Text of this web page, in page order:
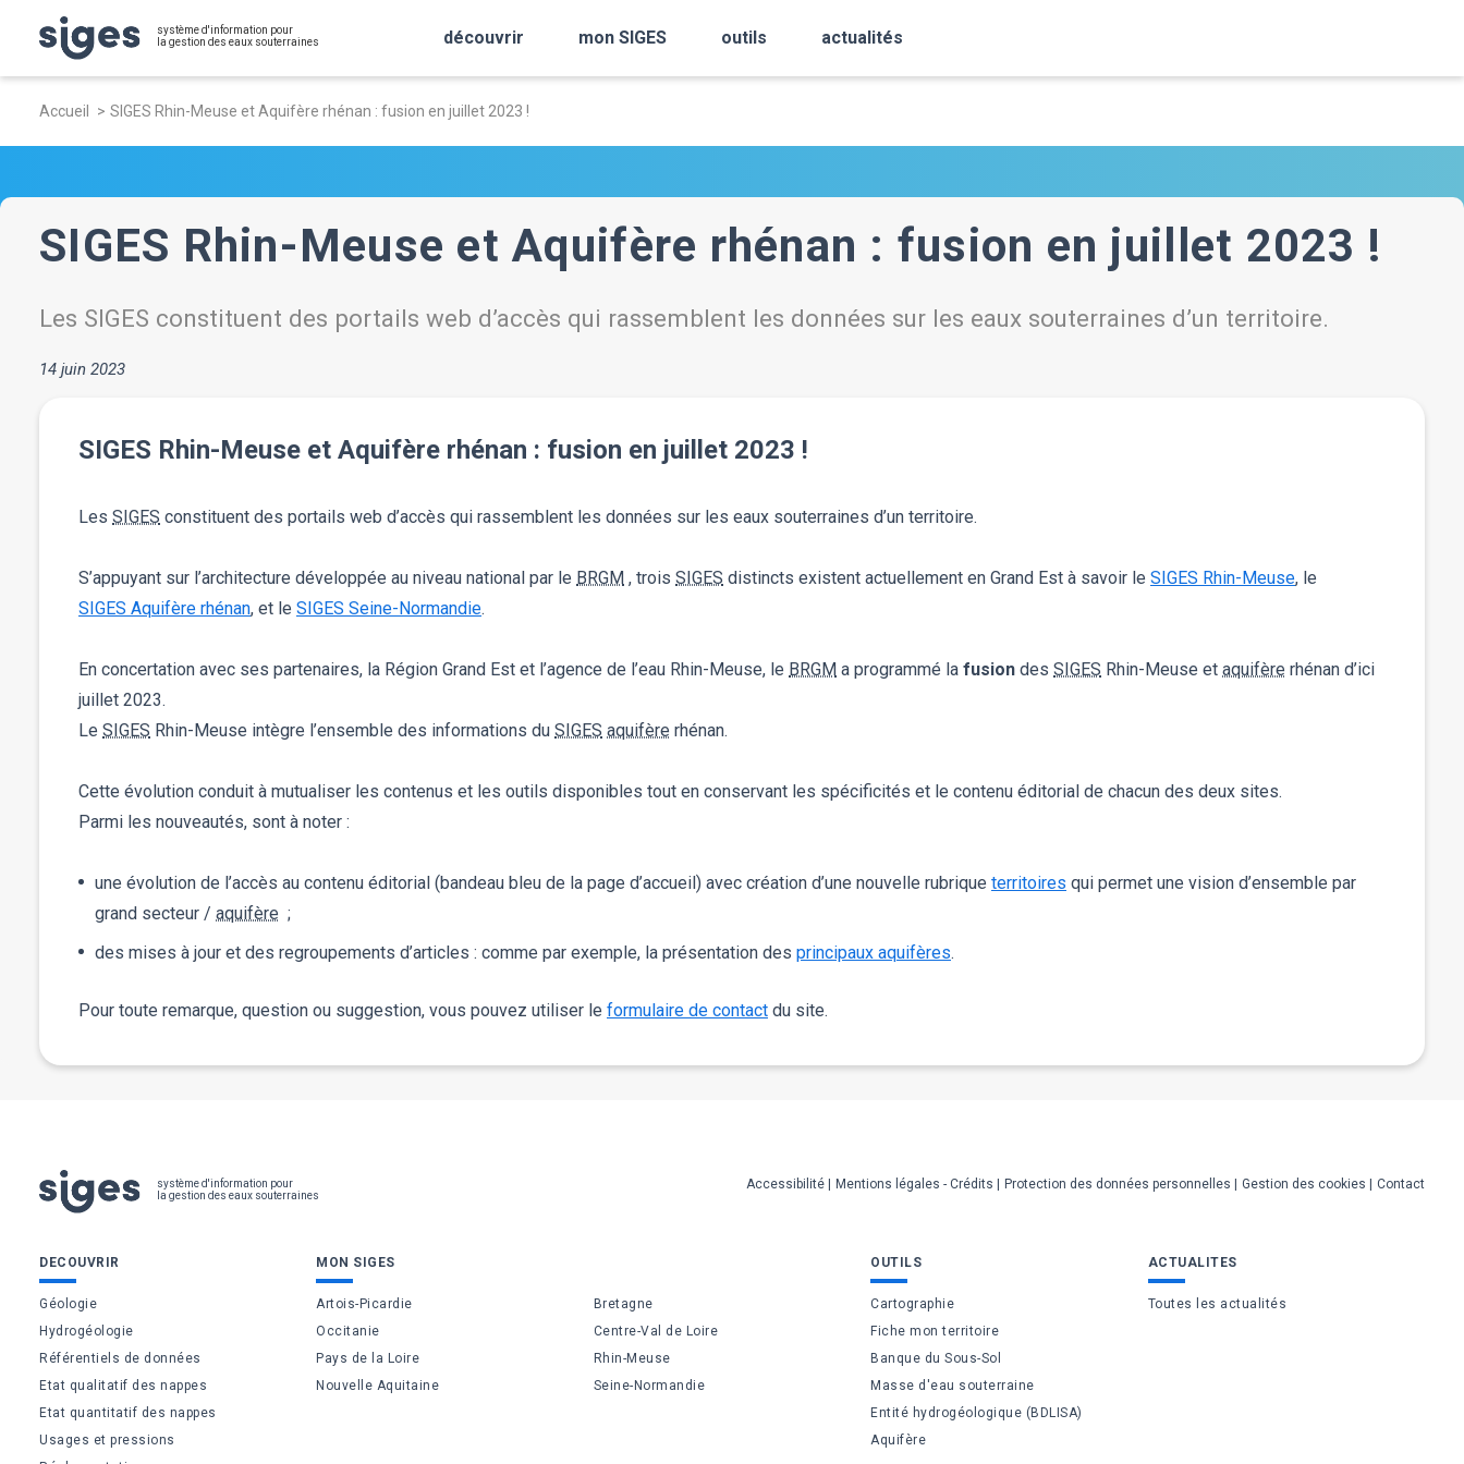
système d'information pour
la gestion des eaux souterraines
découvrir mon SIGES outils actualités
d'Ariane
Accueil SIGES Rhin-Meuse et Aquifère rhénan : fusion en juillet 2023 !
SIGES Rhin-Meuse et Aquifère rhénan : fusion en juillet 2023 !
Les SIGES constituent des portails web d’accès qui rassemblent les données sur les eaux souterraines d’un territoire.
14 juin 2023
SIGES Rhin-Meuse et Aquifère rhénan : fusion en juillet 2023 !
Les SIGES constituent des portails web d’accès qui rassemblent les données sur les eaux souterraines d’un territoire.
S’appuyant sur l’architecture développée au niveau national par le BRGM , trois SIGES distincts existent actuellement en Grand Est à savoir le SIGES Rhin-Meuse, le
SIGES Aquifère rhénan, et le SIGES Seine-Normandie.
En concertation avec ses partenaires, la Région Grand Est et l’agence de l’eau Rhin-Meuse, le BRGM a programmé la fusion des SIGES Rhin-Meuse et aquifère rhénan d’ici
juillet 2023.
Le SIGES Rhin-Meuse intègre l’ensemble des informations du SIGES aquifère rhénan.
Cette évolution conduit à mutualiser les contenus et les outils disponibles tout en conservant les spécificités et le contenu éditorial de chacun des deux sites.
Parmi les nouveautés, sont à noter :
une évolution de l’accès au contenu éditorial (bandeau bleu de la page d’accueil) avec création d’une nouvelle rubrique territoires qui permet une vision d’ensemble par
grand secteur / aquifère ;
des mises à jour et des regroupements d’articles : comme par exemple, la présentation des principaux aquifères.
Pour toute remarque, question ou suggestion, vous pouvez utiliser le formulaire de contact du site.
système d'information pour
la gestion des eaux souterraines
Pied
page
Accessibilité Mentions légales - Crédits Protection des données personnelles Gestion des cookies Contact
Bas
de
page
DECOUVRIR
Géologie
Hydrogéologie
Référentiels de données
Etat qualitatif des nappes
Etat quantitatif des nappes
Usages et pressions
MON SIGES
Artois-Picardie
Bretagne
Occitanie
Centre-Val de Loire
Pays de la Loire
Rhin-Meuse
Nouvelle Aquitaine
Seine-Normandie
OUTILS
Cartographie
Fiche mon territoire
Banque du Sous-Sol
Masse d'eau souterraine
Entité hydrogéologique (BDLISA)
Aquifère
ACTUALITES
Toutes les actualités
Panneau de gestion des cookies